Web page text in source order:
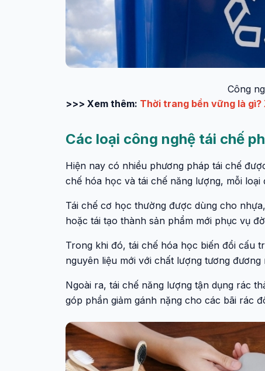
Công
>>> Xem thêm: Thời trang bền vững là
Các loại công nghệ tái chế
Hiện nay có nhiều phương pháp tái chế
chế hóa học và tái chế năng lượng, mỗi loại
Tái chế cơ học thường được dùng cho
hoặc tái tạo thành sản phẩm mới phục vụ
Trong khi đó, tái chế hóa học biến đổi cấu
nguyên liệu mới với chất lượng tương đương
Ngoài ra, tái chế năng lượng tận dụng rác
góp phần giảm gánh nặng cho các bãi rác